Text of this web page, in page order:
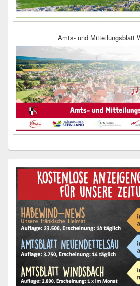
Amts- und Mitteilungsblatt